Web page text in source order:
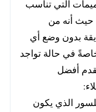
التي تناسب
حيث أنه من
بدون وضع أي
في حالة تواجد
أفضل
الذي يكون